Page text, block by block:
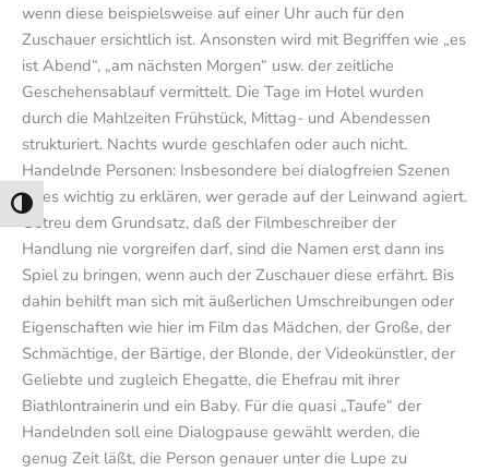
Umschalten auf hohe Kontraste
wenn diese beispielsweise auf einer Uhr auch für den
Zuschauer ersichtlich ist. Ansonsten wird mit Begriffen wie „es
ist Abend“, „am nächsten Morgen“ usw. der zeitliche
Geschehensablauf vermittelt. Die Tage im Hotel wurden
durch die Mahlzeiten Frühstück, Mittag- und Abendessen
strukturiert. Nachts wurde geschlafen oder auch nicht.
Handelnde Personen: Insbesondere bei dialogfreien Szenen
ist es wichtig zu erklären, wer gerade auf der Leinwand agiert.
Getreu dem Grundsatz, daß der Filmbeschreiber der
Handlung nie vorgreifen darf, sind die Namen erst dann ins
Spiel zu bringen, wenn auch der Zuschauer diese erfährt. Bis
dahin behilft man sich mit äußerlichen Umschreibungen oder
Eigenschaften wie hier im Film das Mädchen, der Große, der
Schmächtige, der Bärtige, der Blonde, der Videokünstler, der
Geliebte und zugleich Ehegatte, die Ehefrau mit ihrer
Biathlontrainerin und ein Baby. Für die quasi „Taufe“ der
Handelnden soll eine Dialogpause gewählt werden, die
genug Zeit läßt, die Person genauer unter die Lupe zu